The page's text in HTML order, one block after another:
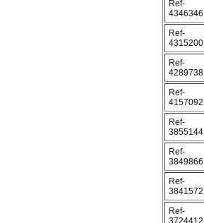
Ref-
4346346
Ref-
4315200
Ref-
4289738
Ref-
4157092
Ref-
3855144
Ref-
3849866
Ref-
3841572
Ref-
3724412